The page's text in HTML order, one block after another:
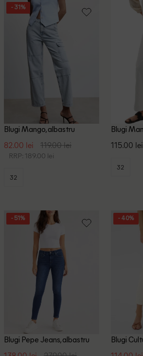
- 31%
Blugi Mango, albastru
82.00 lei 119.00 lei
RRP: 189.00 lei
32
Blugi
115.00 lei
32
- 51%
Blugi Pepe Jeans, albastru
- 40%
Blugi